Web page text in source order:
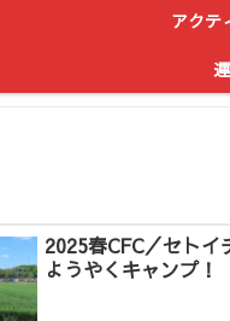
アクテ
2025春CFC／セトイ
ようやくキャンプ！